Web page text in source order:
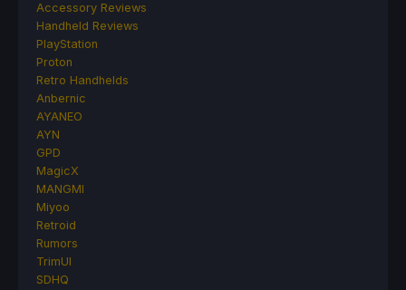
Accessory Reviews
Handheld Reviews
PlayStation
Proton
Retro Handhelds
Anbernic
AYANEO
AYN
GPD
MagicX
MANGMI
Miyoo
Retroid
Rumors
TrimUI
SDHQ